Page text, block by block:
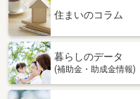
住まいのコラム
暮らしのデータ
(補助金・助成金情報)